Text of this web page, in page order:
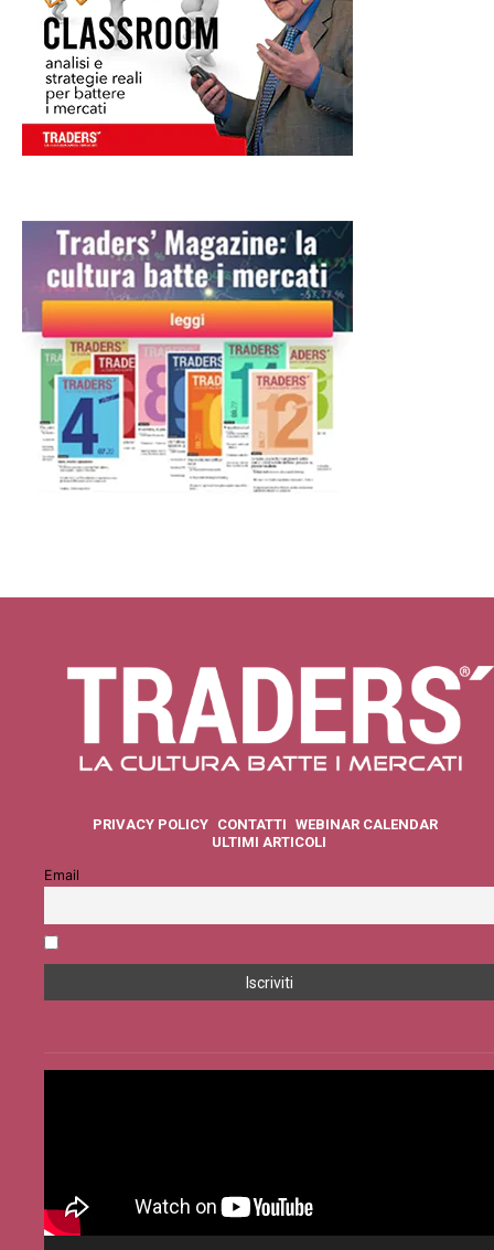
PRIVACY POLICY CONTATTI WEBINAR CALENDAR
ULTIMI ARTICOLI
Email